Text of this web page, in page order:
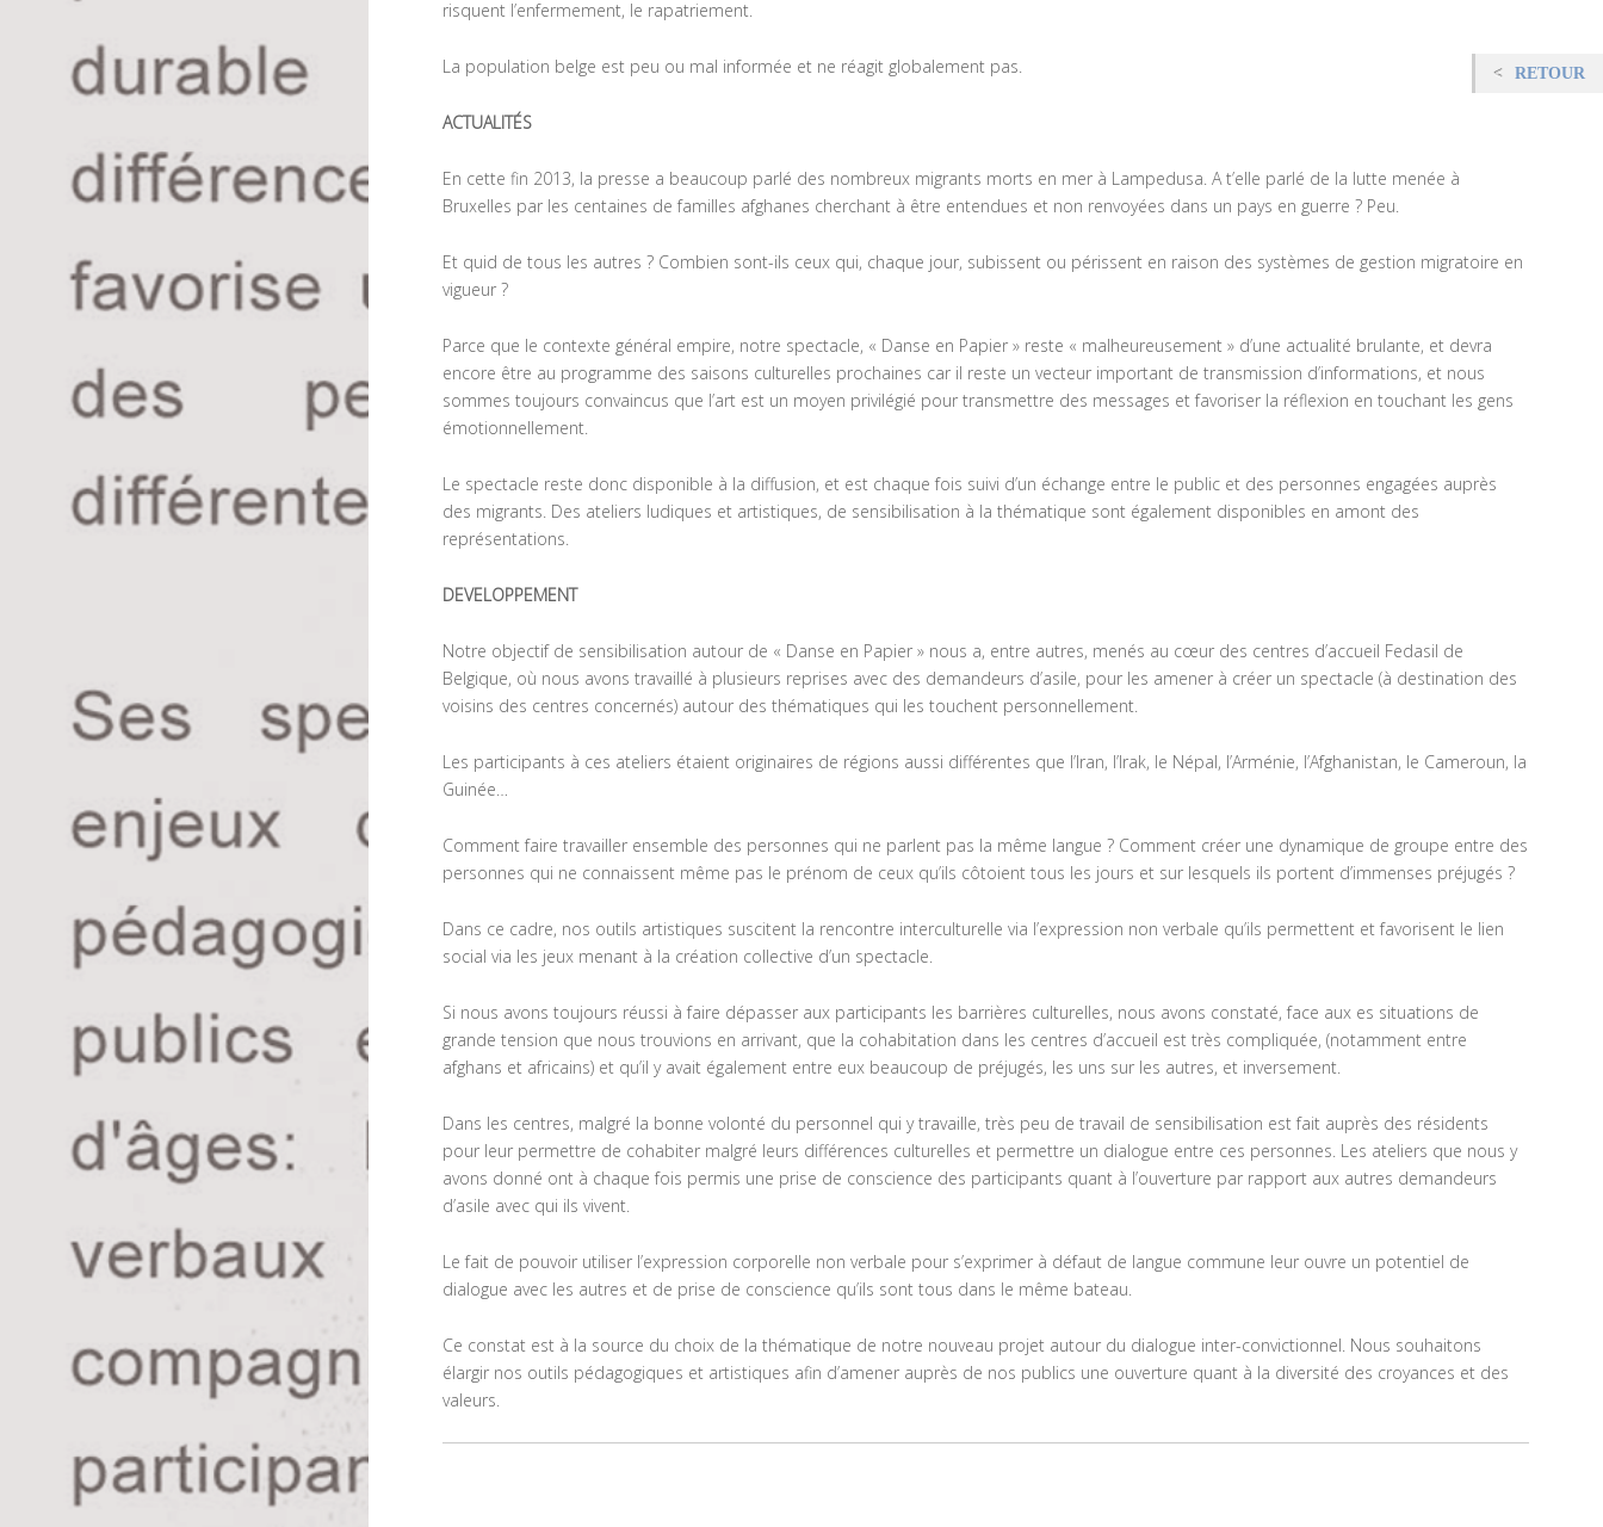
risquent l’enfermement, le rapatriement.
La population belge est peu ou mal informée et ne réagit globalement pas.
ACTUALITÉS
En cette fin 2013, la presse a beaucoup parlé des nombreux migrants morts en mer à Lampedusa. A t’elle parlé de la lutte menée à
Bruxelles par les centaines de familles afghanes cherchant à être entendues et non renvoyées dans un pays en guerre ? Peu.
Et quid de tous les autres ? Combien sont-ils ceux qui, chaque jour, subissent ou périssent en raison des systèmes de gestion migratoire en
vigueur ?
Parce que le contexte général empire, notre spectacle, « Danse en Papier » reste « malheureusement » d’une actualité brulante, et devra
encore être au programme des saisons culturelles prochaines car il reste un vecteur important de transmission d’informations, et nous
sommes toujours convaincus que l’art est un moyen privilégié pour transmettre des messages et favoriser la réflexion en touchant les gens
émotionnellement.
Le spectacle reste donc disponible à la diffusion, et est chaque fois suivi d’un échange entre le public et des personnes engagées auprès
des migrants. Des ateliers ludiques et artistiques, de sensibilisation à la thématique sont également disponibles en amont des
représentations.
DEVELOPPEMENT
Notre objectif de sensibilisation autour de « Danse en Papier » nous a, entre autres, menés au cœur des centres d’accueil Fedasil de
Belgique, où nous avons travaillé à plusieurs reprises avec des demandeurs d’asile, pour les amener à créer un spectacle (à destination des
voisins des centres concernés) autour des thématiques qui les touchent personnellement.
Les participants à ces ateliers étaient originaires de régions aussi différentes que l’Iran, l’Irak, le Népal, l’Arménie, l’Afghanistan, le Cameroun, la
Guinée…
Comment faire travailler ensemble des personnes qui ne parlent pas la même langue ? Comment créer une dynamique de groupe entre des
personnes qui ne connaissent même pas le prénom de ceux qu’ils côtoient tous les jours et sur lesquels ils portent d’immenses préjugés ?
Dans ce cadre, nos outils artistiques suscitent la rencontre interculturelle via l’expression non verbale qu’ils permettent et favorisent le lien
social via les jeux menant à la création collective d’un spectacle.
Si nous avons toujours réussi à faire dépasser aux participants les barrières culturelles, nous avons constaté, face aux es situations de
grande tension que nous trouvions en arrivant, que la cohabitation dans les centres d’accueil est très compliquée, (notamment entre
afghans et africains) et qu’il y avait également entre eux beaucoup de préjugés, les uns sur les autres, et inversement.
Dans les centres, malgré la bonne volonté du personnel qui y travaille, très peu de travail de sensibilisation est fait auprès des résidents
pour leur permettre de cohabiter malgré leurs différences culturelles et permettre un dialogue entre ces personnes. Les ateliers que nous y
avons donné ont à chaque fois permis une prise de conscience des participants quant à l’ouverture par rapport aux autres demandeurs
d’asile avec qui ils vivent.
Le fait de pouvoir utiliser l’expression corporelle non verbale pour s’exprimer à défaut de langue commune leur ouvre un potentiel de
dialogue avec les autres et de prise de conscience qu’ils sont tous dans le même bateau.
Ce constat est à la source du choix de la thématique de notre nouveau projet autour du dialogue inter-convictionnel. Nous souhaitons
élargir nos outils pédagogiques et artistiques afin d’amener auprès de nos publics une ouverture quant à la diversité des croyances et des
valeurs.
RETOUR